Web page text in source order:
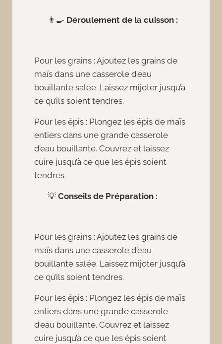
👨‍🍳 Déroulement de la cuisson :
Pour les grains : Ajoutez les grains de
maïs dans une casserole d’eau
bouillante salée. Laissez mijoter jusqu’à
ce qu’ils soient tendres.
Pour les épis : Plongez les épis de maïs
entiers dans une grande casserole
d’eau bouillante. Couvrez et laissez
cuire jusqu’à ce que les épis soient
tendres.
💡 Conseils de Préparation :
Pour les grains : Ajoutez les grains de
maïs dans une casserole d’eau
bouillante salée. Laissez mijoter jusqu’à
ce qu’ils soient tendres.
Pour les épis : Plongez les épis de maïs
entiers dans une grande casserole
d’eau bouillante. Couvrez et laissez
cuire jusqu’à ce que les épis soient